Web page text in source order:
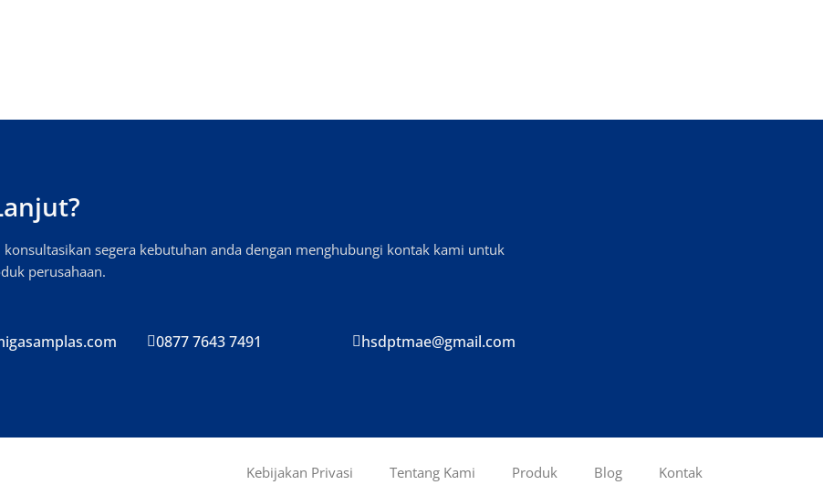
segera kebutuhan anda dengan menghubungi kontak kami untuk
perusahaan.
0877 7643 7491 hsdptmae@gmail.com
Kebijakan Privasi Tentang Kami Produk Blog Kontak